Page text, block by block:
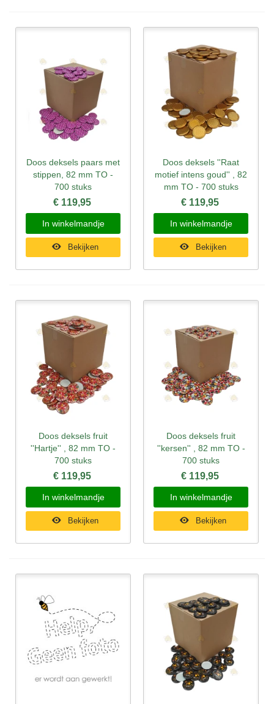
Doos deksels paars met
stippen, 82 mm TO -
700 stuks
€ 119,95
In winkelmandje
Bekijken
Doos deksels ''Raat
motief intens goud'' , 82
mm TO - 700 stuks
€ 119,95
In winkelmandje
Bekijken
Doos deksels fruit
''Hartje'' , 82 mm TO -
700 stuks
€ 119,95
In winkelmandje
Bekijken
Doos deksels fruit
''kersen'' , 82 mm TO -
700 stuks
€ 119,95
In winkelmandje
Bekijken